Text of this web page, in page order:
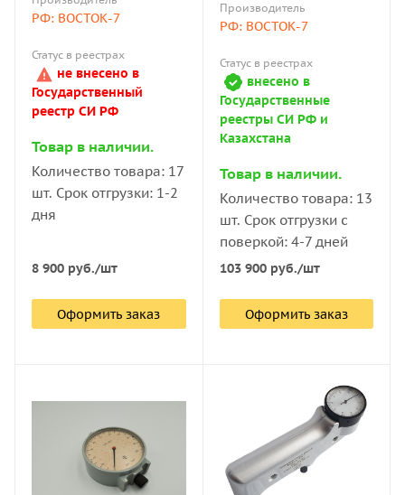
РФ: ВОСТОК-7
Статус в реестрах
не внесено в
Государственный
реестр СИ РФ
Товар в наличии.
Количество товара: 17
шт. Срок отгрузки: 1-2
дня
8 900 руб./шт
Оформить заказ
Производитель
РФ: ВОСТОК-7
Статус в реестрах
внесено в
Государственные
реестры СИ РФ и
Казахстана
Товар в наличии.
Количество товара: 13
шт. Срок отгрузки с
поверкой: 4-7 дней
103 900руб./шт
Оформить заказ